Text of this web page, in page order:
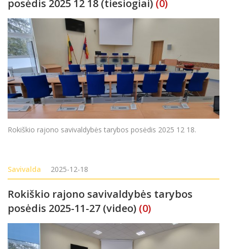
posėdis 2025 12 18 (tiesiogiai) (0)
Rokiškio rajono savivaldybės tarybos posėdis 2025 12 18.
Savivalda 2025-12-18
Rokiškio rajono savivaldybės tarybos
posėdis 2025-11-27 (video) (0)